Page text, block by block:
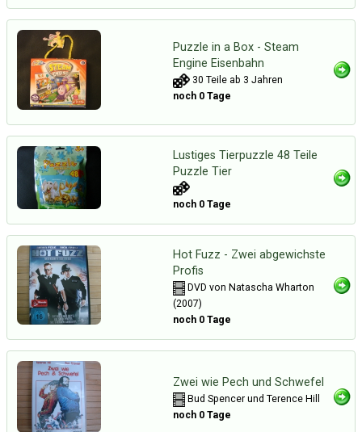
Puzzle in a Box - Steam
Engine Eisenbahn
30 Teile ab 3 Jahren
noch 0 Tage
Lustiges Tierpuzzle 48 Teile
Puzzle Tier
noch 0 Tage
Hot Fuzz - Zwei abgewichste
Profis
DVD von Natascha Wharton
(2007)
noch 0 Tage
Zwei wie Pech und Schwefel
Bud Spencer und Terence Hill
noch 0 Tage